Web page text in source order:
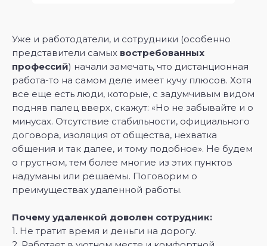
Уже и работодатели, и сотрудники (особенно
представители самых востребованных
профессий) начали замечать, что дистанционная
работа-то на самом деле имеет кучу плюсов. Хотя
все еще есть люди, которые, с задумчивым видом
подняв палец вверх, скажут: «Но не забывайте и о
минусах. Отсутствие стабильности, официального
договора, изоляция от общества, нехватка
общения и так далее, и тому подобное». Не будем
о грустном, тем более многие из этих пунктов
надуманы или решаемы. Поговорим о
преимуществах удаленной работы.
Почему удаленкой доволен сотрудник:
1. Не тратит время и деньги на дорогу.